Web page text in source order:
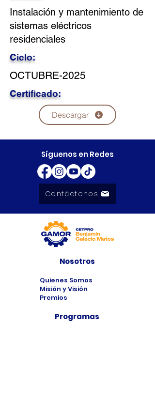
Instalación y mantenimiento de
sistemas eléctricos
residenciales
Ciclo:
OCTUBRE-2025
Certificado:
Descargar
Síguenos en Redes
Contáctenos
Nosotros
Quienes Somos
Misión y Visión
Premios
Programas